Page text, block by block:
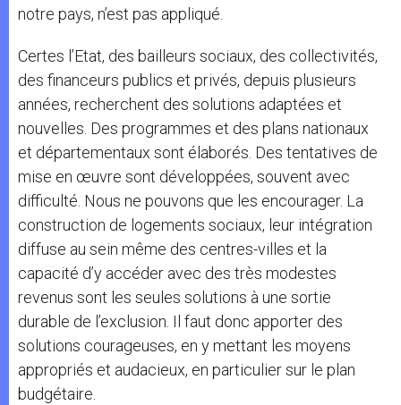
notre pays, n’est pas appliqué.
Certes l’Etat, des bailleurs sociaux, des collectivités,
des financeurs publics et privés, depuis plusieurs
années, recherchent des solutions adaptées et
nouvelles. Des programmes et des plans nationaux
et départementaux sont élaborés. Des tentatives de
mise en œuvre sont développées, souvent avec
difficulté. Nous ne pouvons que les encourager. La
construction de logements sociaux, leur intégration
diffuse au sein même des centres-villes et la
capacité d’y accéder avec des très modestes
revenus sont les seules solutions à une sortie
durable de l’exclusion. Il faut donc apporter des
solutions courageuses, en y mettant les moyens
appropriés et audacieux, en particulier sur le plan
budgétaire.